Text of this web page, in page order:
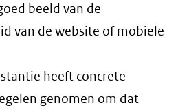
beeld van de
van de website of mobiele
heeft concrete
genomen om dat